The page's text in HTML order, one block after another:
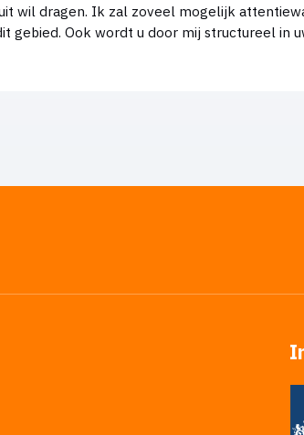
wil dragen. Ik zal zoveel mogelijk
gebied. Ook wordt u door mij structureel